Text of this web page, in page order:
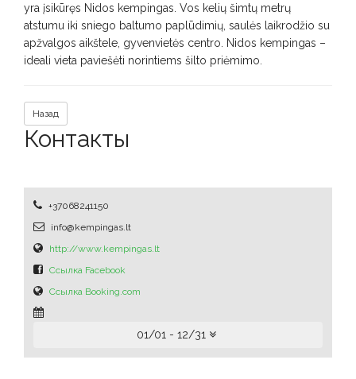
yra įsikūręs Nidos kempingas. Vos kelių šimtų metrų
atstumu iki sniego baltumo paplūdimių, saulės laikrodžio su
apžvalgos aikštele, gyvenvietės centro. Nidos kempingas –
ideali vieta paviešėti norintiems šilto priėmimo.
Назад
Контакты
+37068241150
info@kempingas.lt
http://www.kempingas.lt
Ссылка Facebook
Ссылка Booking.com
01/01 - 12/31